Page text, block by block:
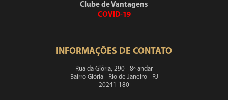
Clube de Vantagens
COVID-19
INFORMAÇÕES DE CONTATO
Rua da Glória, 290 - 8º andar
Bairro Glória - Rio de Janeiro - RJ
20241-180